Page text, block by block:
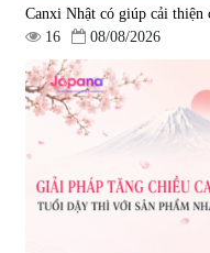
Sleepy Nhật Bản 80 viên
580.000 đ
Canxi Nhật có giúp cải thiện
16
08/08/2026